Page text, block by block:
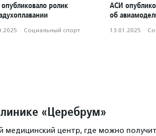
ролик
· Социальный спорт
АСИ
об
13.01.2025 ·
«Церебрум»
центр, где можно